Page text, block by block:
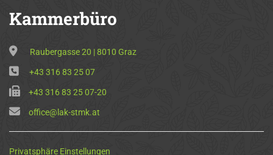
Kammerbüro
Raubergasse 20 | 8010 Graz
+43 316 83 25 07
+43 316 83 25 07-20
office@lak-stmk.at
Privatsphäre Einstellungen